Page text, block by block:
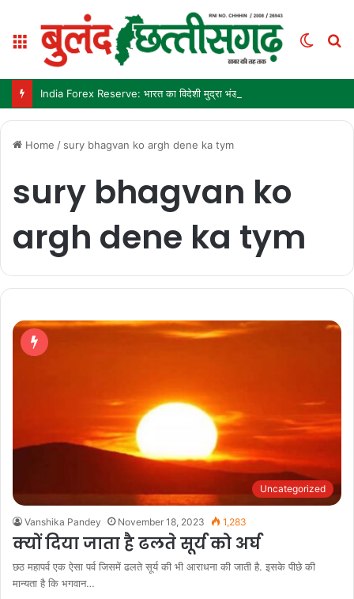
Menu
Switch
Home / sury bhagvan ko argh dene ka tym
sury bhagvan ko
argh dene ka tym
Uncategorized
Vanshika Pandey November 18, 2023 1,283
क्यों दिया जाता है ढलते सूर्य को अर्घ
छठ महापर्व एक ऐसा पर्व जिसमें ढलते सूर्य की भी आराधना की जाती है. इसके पीछे की
मान्यता है कि भगवान…